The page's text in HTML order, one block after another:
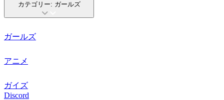
カテゴリー: ガールズ
ガールズ
アニメ
ガイズ
Discord